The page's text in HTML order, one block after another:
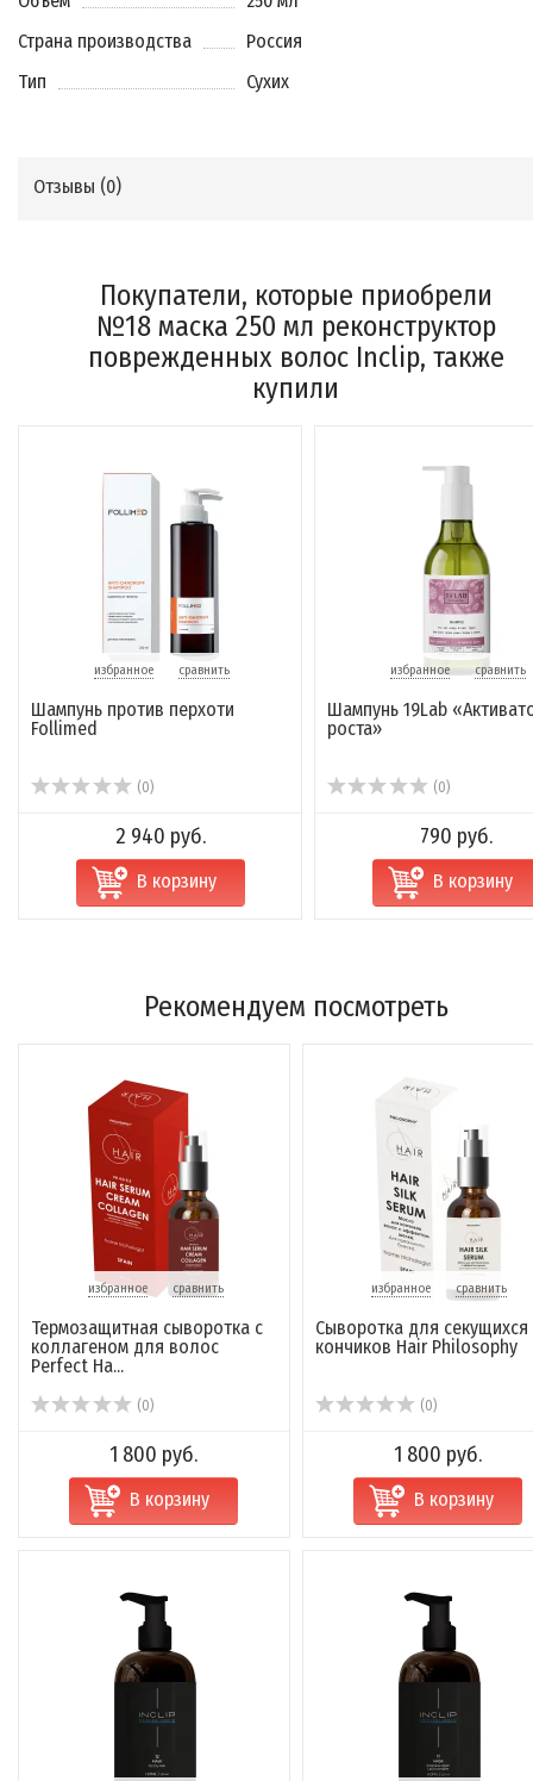
Страна производства
Россия
Тип
Сухих
Отзывы (0)
Покупатели, которые приобрели
№18 маска 250 мл реконструктор
поврежденных волос Inclip, также
купили
избранное сравнить
Шампунь против перхоти
Follimed
(0)
2 940 руб.
В корзину
избранное сравнить
Шампунь 19Lab
роста»
(0)
790 руб.
В корзину
Рекомендуем посмотреть
избранное сравнить
Термозащитная сыворотка с
коллагеном для волос
Perfect Ha...
(0)
1 800 руб.
В корзину
избранное сравнить
Сыворотка для секущихся
кончиков Hair Philosophy
(0)
1 800 руб.
В корзину